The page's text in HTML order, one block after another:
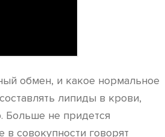
обмен, и какое нормальное
липиды в крови,
Больше не придется
в совокупности говорят